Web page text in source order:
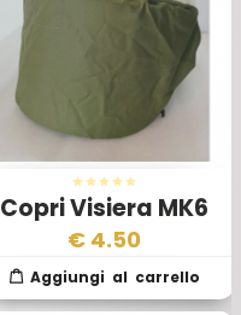
Copri Visiera MK6
Esercito Inglese
€ 4.50